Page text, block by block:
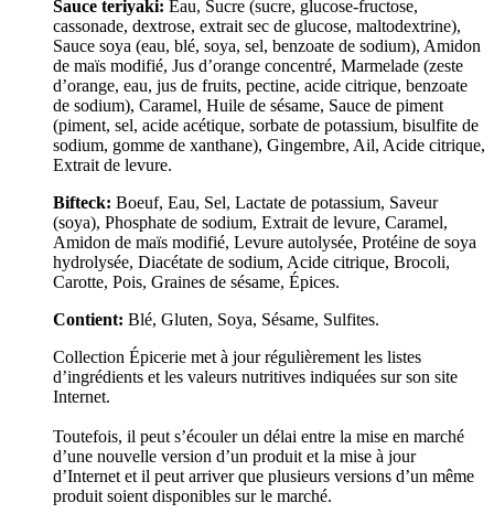
Sauce teriyaki: Eau, Sucre (sucre, glucose-fructose,
cassonade, dextrose, extrait sec de glucose, maltodextrine),
Sauce soya (eau, blé, soya, sel, benzoate de sodium), Amidon
de maïs modifié, Jus d’orange concentré, Marmelade (zeste
d’orange, eau, jus de fruits, pectine, acide citrique, benzoate
de sodium), Caramel, Huile de sésame, Sauce de piment
(piment, sel, acide acétique, sorbate de potassium, bisulfite de
sodium, gomme de xanthane), Gingembre, Ail, Acide citrique,
Extrait de levure.
Bifteck: Boeuf, Eau, Sel, Lactate de potassium, Saveur
(soya), Phosphate de sodium, Extrait de levure, Caramel,
Amidon de maïs modifié, Levure autolysée, Protéine de soya
hydrolysée, Diacétate de sodium, Acide citrique, Brocoli,
Carotte, Pois, Graines de sésame, Épices.
Contient: Blé, Gluten, Soya, Sésame, Sulfites.
Collection Épicerie met à jour régulièrement les listes
d’ingrédients et les valeurs nutritives indiquées sur son site
Internet.
Toutefois, il peut s’écouler un délai entre la mise en marché
d’une nouvelle version d’un produit et la mise à jour
d’Internet et il peut arriver que plusieurs versions d’un même
produit soient disponibles sur le marché.